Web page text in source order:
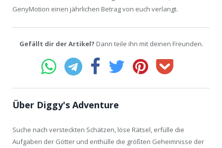
GenyMotion einen jährlichen Betrag von euch verlangt.
Gefällt dir der Artikel? Dann teile ihn mit deinen Freunden.
Über Diggy's Adventure
Suche nach versteckten Schätzen, löse Rätsel, erfülle die
Aufgaben der Götter und enthülle die größten Geheimnisse der